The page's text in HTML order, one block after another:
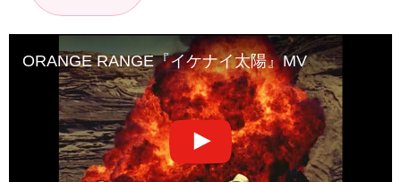
ORANGE RANGE『イケナイ太陽』MV